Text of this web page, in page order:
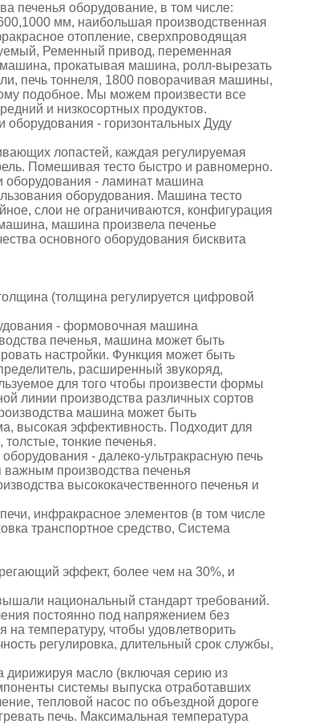
печенья оборудование, в том числе:
мм, наибольшая производственная
отопление, сверхпроводящая
Ременный привод, переменная
прокатывая машина, ролл-вырезать
печь тоннеля, 1800 поворачивая машины,
подобное. Мы можем произвести все
и низкосортных продуктов.
- горизонтальных Дуду
лопастей, каждая регулируемая
Помешивая тесто быстро и равномерно.
оборудования - ламинат машина
оборудования. Машина тесто
слои не ограничиваются, конфигурация
машина произвела печенье
основного оборудования бисквита
(толщина регулируется цифровой
- формовочная машина
печенья, машина может быть
настройки. Функция может быть
расширенный звукоряд,
для того чтобы произвести формы
линии производства различных сортов
машина может быть
высокая эффективность. Подходит для
тонкие печенья.
- далеко-ультракрасную печь
важным производства печенья
высококачественного печенья и
инфракрасное элементов (в том числе
транспортное средство, Система
эффект, более чем на 30%, и
национальный стандарт требований.
постоянно под напряжением без
на температуру, чтобы удовлетворить
регулировка, длительный срок службы,
дирижируя масло (включая серию из
системы выпуска отработавших
тепловой насос по объездной дороге
печь. Максимальная температура